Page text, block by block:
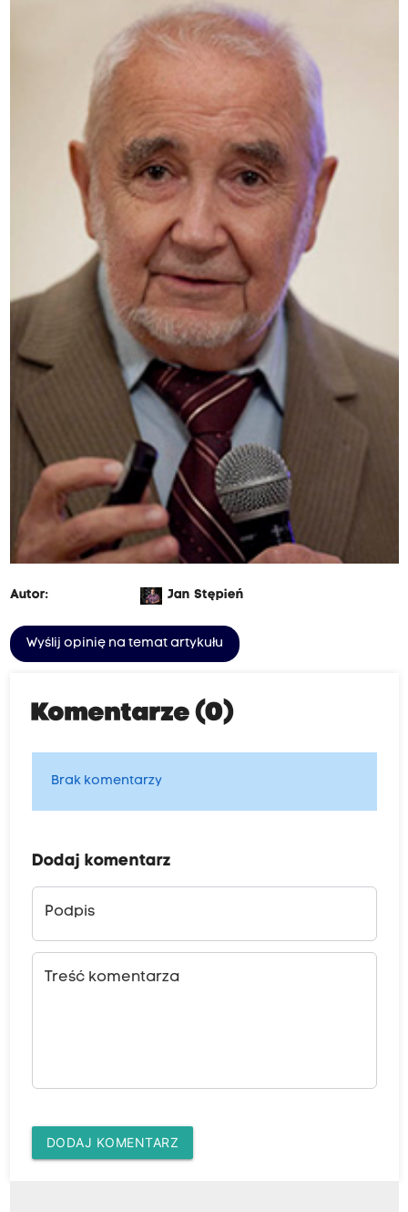
Autor: Jan Stępień
Wyślij opinię na temat artykułu
Komentarze (0)
Brak komentarzy
Dodaj komentarz
Podpis
Treść komentarza
DODAJ KOMENTARZ